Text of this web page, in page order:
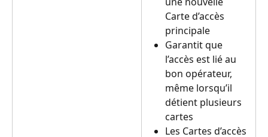
Carte d’accès
principale
Garantit que
l’accès est lié au
bon opérateur,
même lorsqu’il
détient plusieurs
cartes
Les Cartes d’accès